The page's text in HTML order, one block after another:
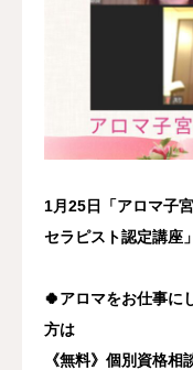
1月25日「アロマ子
セラピスト認定講座
🍀アロマをお仕事に
方は
《無料》個別資格相